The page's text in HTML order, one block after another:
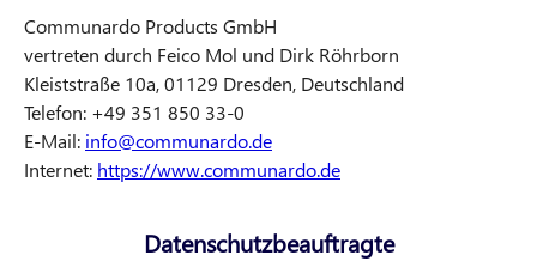
Communardo Products GmbH
vertreten durch Feico Mol und Dirk Röhrborn
Kleiststraße 10a, 01129 Dresden, Deutschland
Telefon: +49 351 850 33-0
E-Mail: info@communardo.de
Internet: https://www.communardo.de
Datenschutzbeauftragte